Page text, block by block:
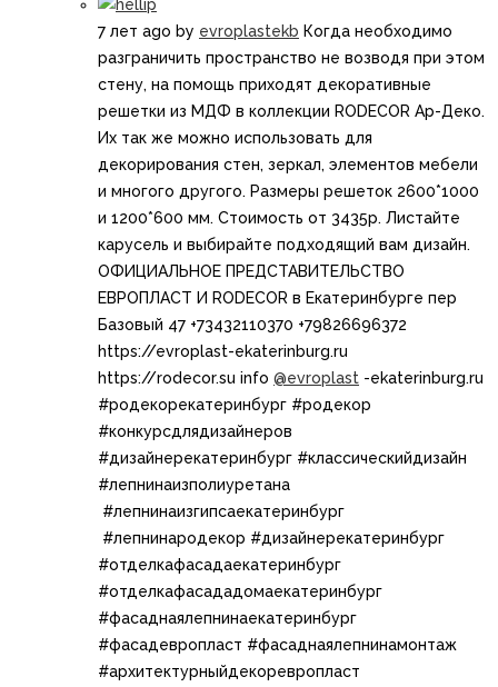
7 лет ago by evroplastekb Когда необходимо
разграничить пространство не возводя при этом
стену, на помощь приходят декоративные
решетки из МДФ в коллекции RODECOR Ар-Деко.
Их так же можно использовать для
декорирования стен, зеркал, элементов мебели
и многого другого. Размеры решеток 2600*1000
и​ 1200*600 мм. Стоимость от 3435р. Листайте
карусель и выбирайте подходящий вам дизайн.
ОФИЦИАЛЬНОЕ ПРЕДСТАВИТЕЛЬСТВО
ЕВРОПЛАСТ И RODECOR в Екатеринбурге пер
Базовый 47 +73432110370 +79826696372
https://evroplast-ekaterinburg.ru​​
https://rodecor.su info @evroplast -ekaterinburg.ru​ ​​
#родекорекатеринбург​ #родекор​
#конкурсдлядизайнеров
#дизайнерекатеринбург​ #классическийдизайн​
#лепнинаизполиуретана​
#лепнинаизгипсаекатеринбург​
#лепнинародекор #дизайнерекатеринбург
#отделкафасадаекатеринбург
#отделкафасададомаекатеринбург
#фасаднаялепнинаекатеринбург
#фасадевропласт #фасаднаялепнинамонтаж
#архитектурныйдекоревропласт